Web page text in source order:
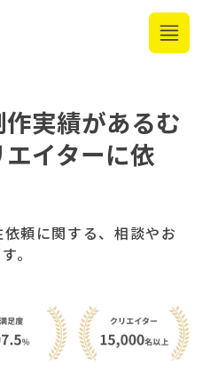
作実績があるむ
イターに依
頼に関する、相談やお
。